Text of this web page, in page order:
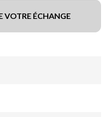
VOTRE ÉCHANGE